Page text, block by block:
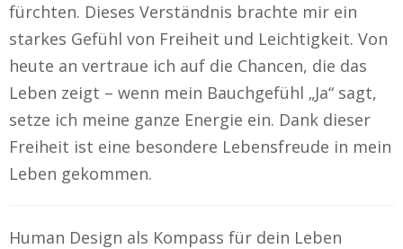
fürchten. Dieses Verständnis brachte mir ein
starkes Gefühl von Freiheit und Leichtigkeit. Von
heute an vertraue ich auf die Chancen, die das
Leben zeigt – wenn mein Bauchgefühl „Ja“ sagt,
setze ich meine ganze Energie ein. Dank dieser
Freiheit ist eine besondere Lebensfreude in mein
Leben gekommen.
Human Design als Kompass für dein Leben